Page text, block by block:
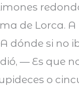
de Lorca.
dónde si no
— Es que
o